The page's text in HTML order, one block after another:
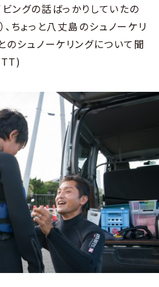
ングの話ばっかりしていたの
、ちょっと八丈島のシュノーケリ
のシュノーケリングについて聞